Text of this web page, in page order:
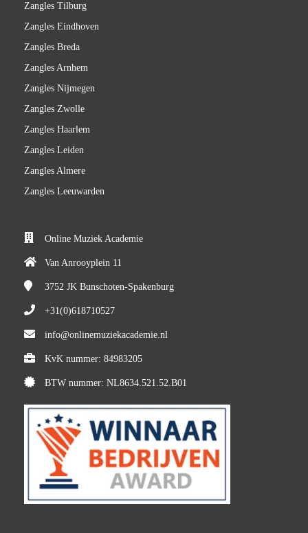
Zangles Tilburg
Zangles Eindhoven
Zangles Breda
Zangles Arnhem
Zangles Nijmegen
Zangles Zwolle
Zangles Haarlem
Zangles Leiden
Zangles Almere
Zangles Leeuwarden
Online Muziek Academie
Van Anrooyplein 11
3752 JK Bunschoten-Spakenburg
+31(0)618710527
info@onlinemuziekacademie.nl
KvK nummer: 84983205
BTW nummer: NL8634.521.52.B01